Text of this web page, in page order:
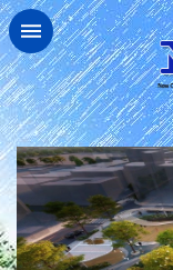
跳到主要內容區塊